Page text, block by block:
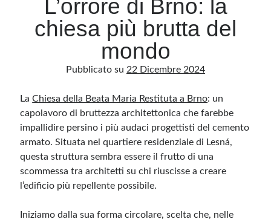
Categorie
Categorie
Questo blog non rappresenta una testata giornalistica, in quanto viene aggiornato
senza alcuna periodicità. Non può pertanto considerarsi un prodotto editoriale ai
sensi della legge n· 62 del 7.03.2001. L’autore non è responsabile di quanto
razzisti o che contengano dati personali non conformi al rispetto delle norme sulla
privacy. Alcune immagini inserite in questo blog sono tratte da Internet e, pertanto,
L’orrore di Brno: la
chiesa più brutta del
mondo
Pubblicato su 22 Dicembre 2024
LaChiesa della Beata Maria Restituta a Brno: un
capolavoro di bruttezza architettonica che farebbe
impallidire persino i più audaci progettisti del cemento
armato. Situata nel quartiere residenziale di Lesná,
questa struttura sembra essere il frutto di una
scommessa tra architetti su chi riuscisse a creare
l’edificio più repellente possibile.
Iniziamo dalla sua forma circolare, scelta che, nelle